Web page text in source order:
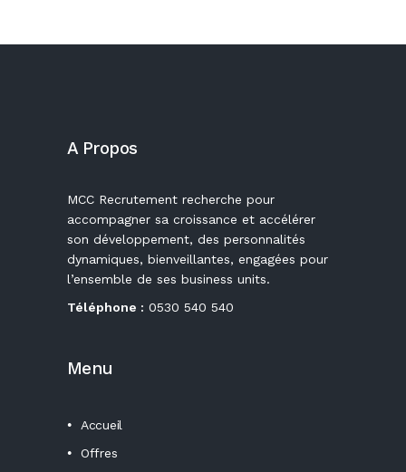
A Propos
MCC Recrutement recherche pour
accompagner sa croissance et accélérer
son développement, des personnalités
dynamiques, bienveillantes, engagées pour
l’ensemble de ses business units.
Téléphone : 0530 540 540
Menu
Accueil
Offres